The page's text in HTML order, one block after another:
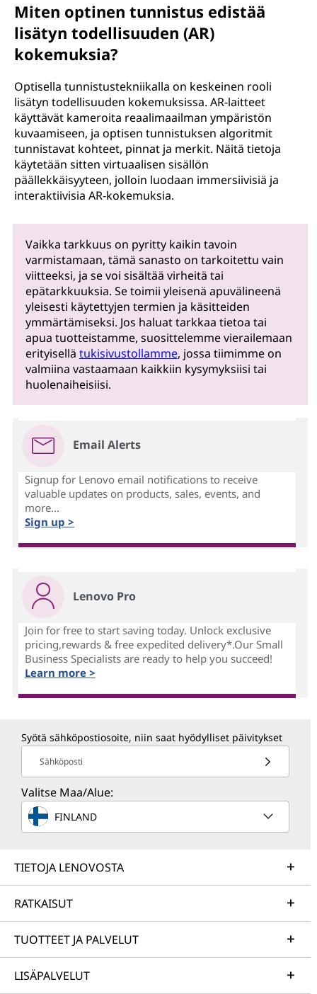
Miten optinen tunnistus edistää
lisätyn todellisuuden (AR)
kokemuksia?
Optisella tunnistustekniikalla on keskeinen rooli
lisätyn todellisuuden kokemuksissa. AR-laitteet
käyttävät kameroita reaalimaailman ympäristön
kuvaamiseen, ja optisen tunnistuksen algoritmit
tunnistavat kohteet, pinnat ja merkit. Näitä tietoja
käytetään sitten virtuaalisen sisällön
päällekkäisyyteen, jolloin luodaan immersiivisiä ja
interaktiivisia AR-kokemuksia.
Vaikka tarkkuus on pyritty kaikin tavoin
varmistamaan, tämä sanasto on tarkoitettu vain
viitteeksi, ja se voi sisältää virheitä tai
epätarkkuuksia. Se toimii yleisenä apuvälineenä
yleisesti käytettyjen termien ja käsitteiden
ymmärtämiseksi. Jos haluat tarkkaa tietoa tai
apua tuotteistamme, suosittelemme vierailemaan
erityisellä tukisivustollamme, jossa tiimimme on
valmiina vastaamaan kaikkiin kysymyksiisi tai
huolenaiheisiisi.
Email Alerts
Signup for Lenovo email notifications to receive
valuable updates on products, sales, events, and
more...
Sign up >
Lenovo Pro
Join for free to start saving today. Unlock exclusive
pricing,rewards & free expedited delivery*.Our Small
Business Specialists are ready to help you succeed!
Learn more >
Syötä sähköpostiosoite, niin saat hyödylliset päivitykset
Sähköposti
Valitse Maa/Alue:
FINLAND
TIETOJA LENOVOSTA
RATKAISUT
TUOTTEET JA PALVELUT
LISÄPALVELUT